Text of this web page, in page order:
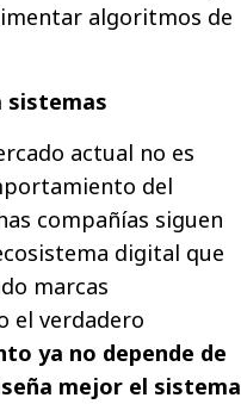
algoritmos de
sistemas
actual no es
del
compañías siguen
digital que
marcas
el verdadero
ya no depende de
mejor el sistema